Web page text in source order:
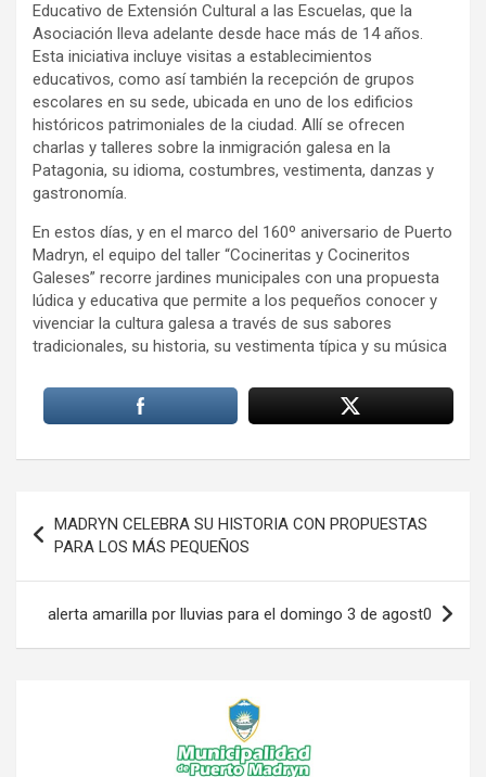
Educativo de Extensión Cultural a las Escuelas, que la
Asociación lleva adelante desde hace más de 14 años.
Esta iniciativa incluye visitas a establecimientos
educativos, como así también la recepción de grupos
escolares en su sede, ubicada en uno de los edificios
históricos patrimoniales de la ciudad. Allí se ofrecen
charlas y talleres sobre la inmigración galesa en la
Patagonia, su idioma, costumbres, vestimenta, danzas y
gastronomía.
En estos días, y en el marco del 160º aniversario de Puerto
Madryn, el equipo del taller “Cocineritas y Cocineritos
Galeses” recorre jardines municipales con una propuesta
lúdica y educativa que permite a los pequeños conocer y
vivenciar la cultura galesa a través de sus sabores
tradicionales, su historia, su vestimenta típica y su música
de
entradas
MADRYN CELEBRA SU HISTORIA CON PROPUESTAS
PARA LOS MÁS PEQUEÑOS
alerta amarilla por lluvias para el domingo 3 de agost0